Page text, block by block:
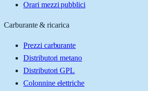
Orari mezzi pubblici
Carburante & ricarica
Prezzi carburante
Distributori metano
Distributori GPL
Colonnine elettriche